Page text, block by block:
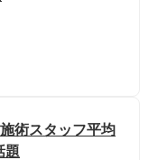
術スタッフ平均
題